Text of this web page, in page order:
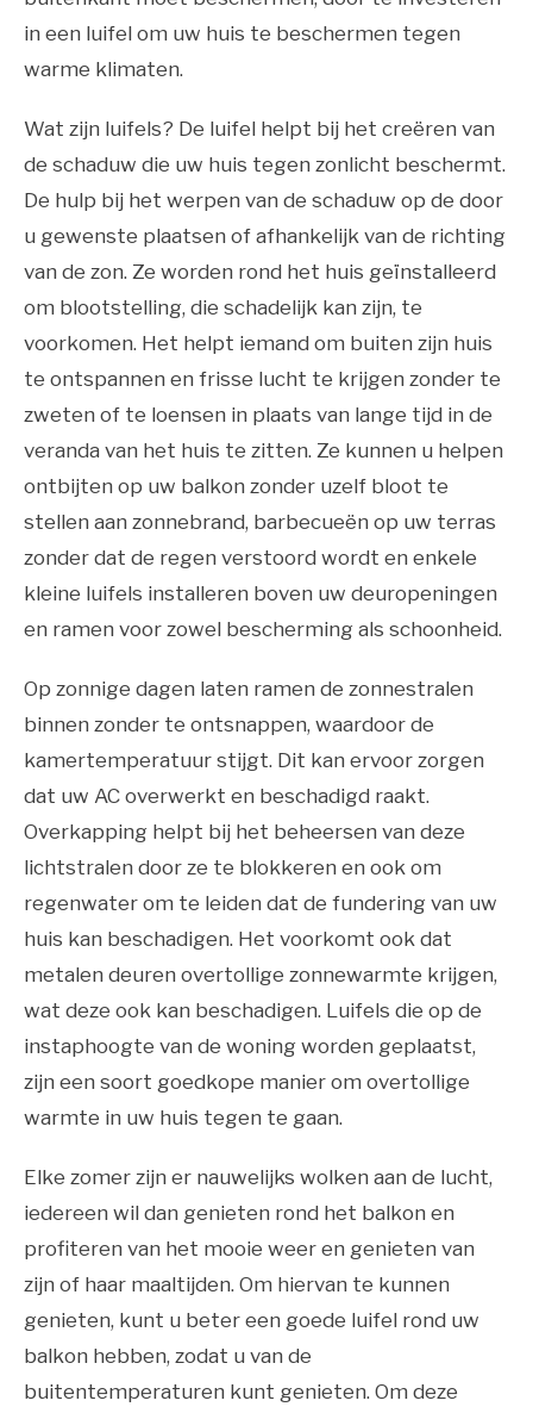
in een luifel om uw huis te beschermen tegen
warme klimaten.
Wat zijn luifels? De luifel helpt bij het creëren van
de schaduw die uw huis tegen zonlicht beschermt.
De hulp bij het werpen van de schaduw op de door
u gewenste plaatsen of afhankelijk van de richting
van de zon. Ze worden rond het huis geïnstalleerd
om blootstelling, die schadelijk kan zijn, te
voorkomen. Het helpt iemand om buiten zijn huis
te ontspannen en frisse lucht te krijgen zonder te
zweten of te loensen in plaats van lange tijd in de
veranda van het huis te zitten. Ze kunnen u helpen
ontbijten op uw balkon zonder uzelf bloot te
stellen aan zonnebrand, barbecueën op uw terras
zonder dat de regen verstoord wordt en enkele
kleine luifels installeren boven uw deuropeningen
en ramen voor zowel bescherming als schoonheid.
Op zonnige dagen laten ramen de zonnestralen
binnen zonder te ontsnappen, waardoor de
kamertemperatuur stijgt. Dit kan ervoor zorgen
dat uw AC overwerkt en beschadigd raakt.
Overkapping helpt bij het beheersen van deze
lichtstralen door ze te blokkeren en ook om
regenwater om te leiden dat de fundering van uw
huis kan beschadigen. Het voorkomt ook dat
metalen deuren overtollige zonnewarmte krijgen,
wat deze ook kan beschadigen. Luifels die op de
instaphoogte van de woning worden geplaatst,
zijn een soort goedkope manier om overtollige
warmte in uw huis tegen te gaan.
Elke zomer zijn er nauwelijks wolken aan de lucht,
iedereen wil dan genieten rond het balkon en
profiteren van het mooie weer en genieten van
zijn of haar maaltijden. Om hiervan te kunnen
genieten, kunt u beter een goede luifel rond uw
balkon hebben, zodat u van de
buitentemperaturen kunt genieten. Om deze